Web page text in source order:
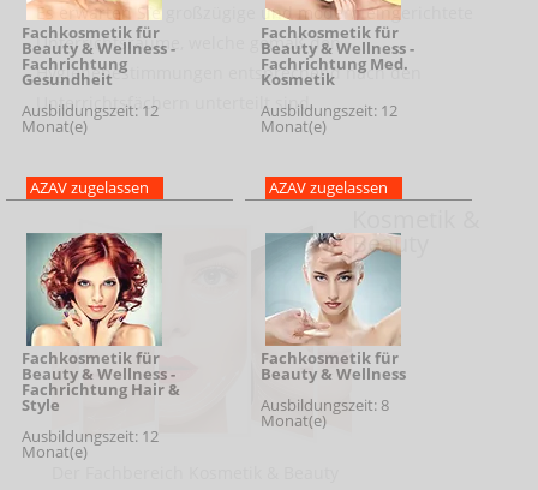
Fachkosmetik für
Beauty & Wellness -
Fachrichtung
Gesundheit
Ausbildungszeit: 12
Monat(e)
AZAV zugelassen
Fachkosmetik für
Beauty & Wellness -
Fachrichtung Med.
Kosmetik
Ausbildungszeit: 12
Monat(e)
AZAV zugelassen
Fachkosmetik für
Beauty & Wellness -
Fachrichtung Hair &
Style
Ausbildungszeit: 12
Monat(e)
Fachkosmetik für
Beauty & Wellness
Ausbildungszeit: 8
Monat(e)
Es erwarten Sie großzügige und modern eingerichtete
Unterrichtsräume, welche gemäß den
Hygienebestimmungen entsprechend nach den
Unterrichtsfächern unterteilt sind.
Beauty